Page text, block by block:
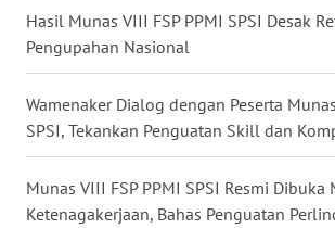
Hasil Munas VIII FSP PPMI SPSI Desak
Pengupahan Nasional
Wamenaker Dialog dengan Peserta
SPSI, Tekankan Penguatan Skill dan
Munas VIII FSP PPMI SPSI Resmi Dibuka
Ketenagakerjaan, Bahas Penguatan
WN
MALUT
DAIRI
DANAU
TOBA